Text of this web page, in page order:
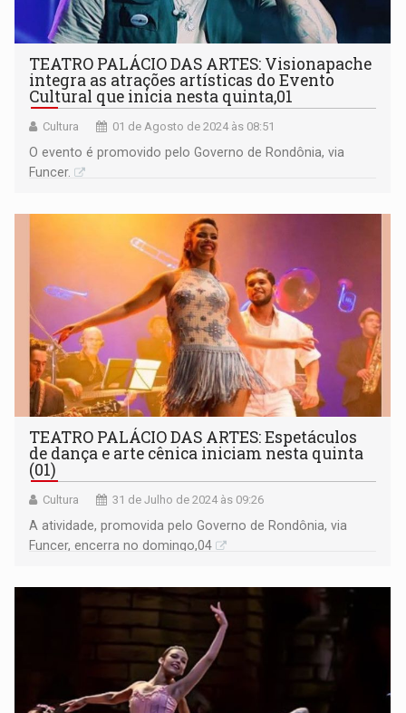
TEATRO PALÁCIO DAS ARTES: Visionapache
integra as atrações artísticas do Evento
Cultural que inicia nesta quinta,01
Cultura 01 de Agosto de 2024 às 08:51
O evento é promovido pelo Governo de Rondônia, via
Funcer.
TEATRO PALÁCIO DAS ARTES: Espetáculos
de dança e arte cênica iniciam nesta quinta
(01)
Cultura 31 de Julho de 2024 às 09:26
A atividade, promovida pelo Governo de Rondônia, via
Funcer, encerra no domingo,04